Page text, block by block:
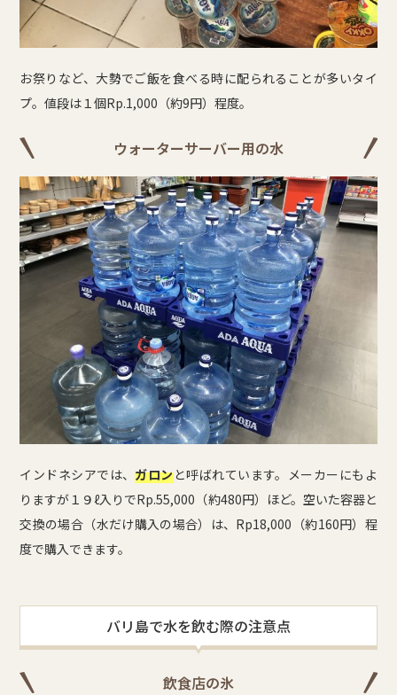
お祭りなど、大勢でご飯を食べる時に配られることが多いタイ
プ。値段は１個Rp.1,000（約9円）程度。
ウォーターサーバー用の水
インドネシアでは、ガロンと呼ばれています。メーカーにもよ
りますが１９ℓ入りでRp.55,000（約480円）ほど。空いた容器と
交換の場合（水だけ購入の場合）は、Rp18,000（約160円）程
度で購入できます。
バリ島で水を飲む際の注意点
飲食店の氷